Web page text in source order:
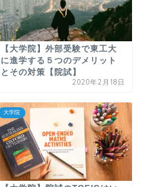
【大学院】外部受験で東工大
に進学する５つのデメリット
とその対策【院試】
2020年2月18日
大学院